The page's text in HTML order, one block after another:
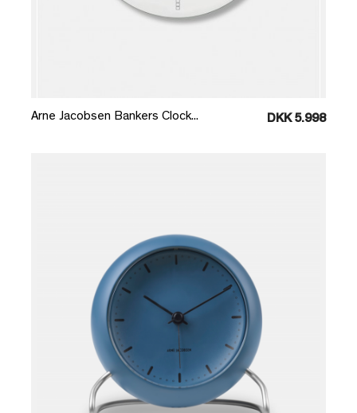
Arne Jacobsen Bankers Clock... DKK 5.998